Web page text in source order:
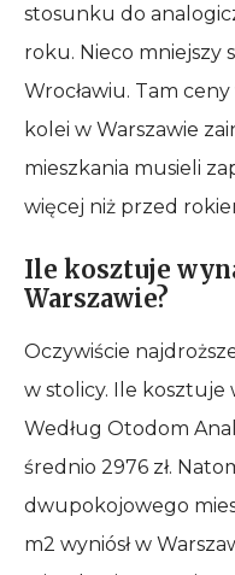
stosunku do
roku. Nieco mniejszy
Wrocławiu. Tam
kolei w Warszawie
mieszkania musieli
więcej niż przed
Ile kosztuje
Warszawie?
Oczywiście
w stolicy. Ile kosztuje
Według Otodom
średnio 2976 zł.
dwupokojowego
m2 wyniósł w